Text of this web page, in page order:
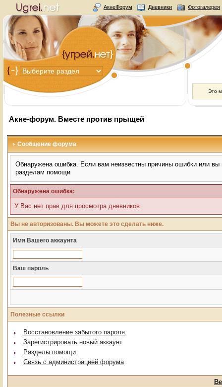
АкнеФорум Дневники Фотогалерея
Это
Акне-форум. Вместе против прыщей
Сообщение форума
Обнаружена ошибка. Если вам неизвестны причины ошибки или вы
разделам помощи
Обнаружена ошибка:
У Вас нет прав для просмотра дневников
Вы не авторизованы. Вы можете это сделать ниже.
Имя Вашего аккаунта
Ваш пароль
Полезные ссылки
Восстановление забытого пароля
Зарегистрировать новый аккаунт
Разделы помощи
Связь с администрацией форума